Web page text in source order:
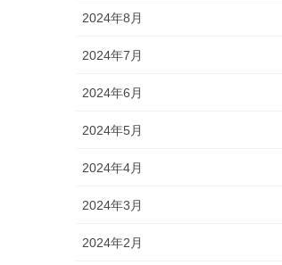
2024年8月
2024年7月
2024年6月
2024年5月
2024年4月
2024年3月
2024年2月